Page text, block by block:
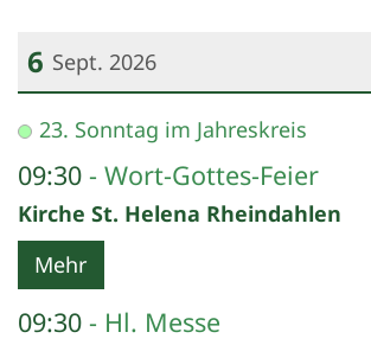
6 Sept. 2026
Datum: 6. September 2026
23. Sonntag im Jahreskreis
09:30 Wort-Gottes-Feier
Kirche St. Helena Rheindahlen
Mehr
09:30 Hl. Messe